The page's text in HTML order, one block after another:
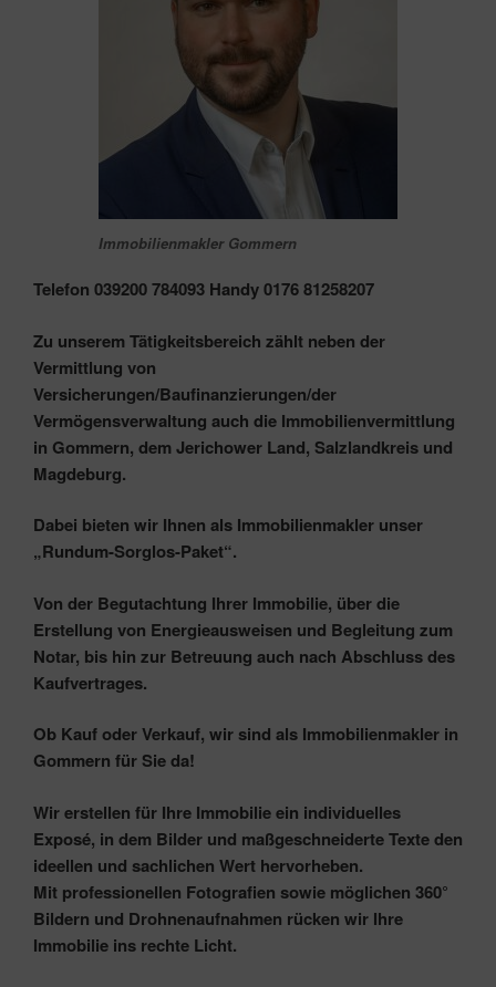
Immobilienmakler Gommern
Telefon 039200 784093 Handy 0176 81258207
Zu unserem Tätigkeitsbereich zählt neben der
Vermittlung von
Versicherungen/Baufinanzierungen/der
Vermögensverwaltung auch die Immobilienvermittlung
in Gommern, dem Jerichower Land, Salzlandkreis und
Magdeburg.
Dabei bieten wir Ihnen als Immobilienmakler unser
„Rundum-Sorglos-Paket“.
Von der Begutachtung Ihrer Immobilie, über die
Erstellung von Energieausweisen und Begleitung zum
Notar, bis hin zur Betreuung auch nach Abschluss des
Kaufvertrages.
Ob Kauf oder Verkauf, wir sind als Immobilienmakler in
Gommern für Sie da!
Wir erstellen für Ihre Immobilie ein individuelles
Exposé, in dem Bilder und maßgeschneiderte Texte den
ideellen und sachlichen Wert hervorheben.
Mit professionellen Fotografien sowie möglichen 360°
Bildern und Drohnenaufnahmen rücken wir Ihre
Immobilie ins rechte Licht.